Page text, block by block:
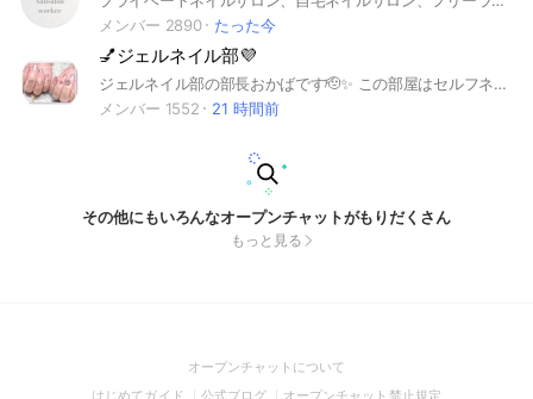
メンバー 2890
たった今
💅ジェルネイル部💜
ジェルネイル部の部長おかばです🫡✨ この部屋はセルフネイル〜プロまでネイル が好きによる部活です👌✨ 部活と言っても決まりは平和に想いやりを 持つこと！くらいで、 基本的には 💜自分のネイルを投稿しよう！ これ自体がネイルのカタログにしていこう！（使った物とかも紹介してあげると皆んなが喜ぶ！） 💜自分のお店や、ネットショップをどんどん宣伝しよう！ 新作の作品をあげるもよし！！部長は楽天ルームがオススメ✨ 💜オススメの道具や技術を教え合おう！ もし質問して誰も返事なくても くじけないで！部長もなるべく返す！笑 💜コンテストに参加しよう！！ これは不定期開催でみんなの才能を どんどんぶつけていこう✨ メインはこんな感じです😉✨ たまに赤ペン先生もするので技術を 部長に見てほしい！教えてほしい！ そんな向上心高い方も入部下さい✨ 私の部ではなくみんなの成長できる 部活にするのが1番です！ 好きな事を一緒に分かち合える ジェルネイル部に是非入部下さい✨
メンバー 1552
21 時間前
その他にもいろんなオープンチャットがもりだくさん
もっと見る
オープンチャットについて
in
はじめてガイド (Open
公式ブログ (Open
オープンチャット禁止規定(Open